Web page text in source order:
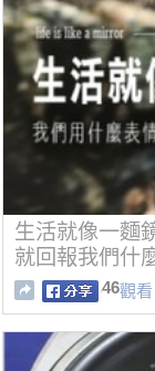
生活就像一麵
就回報我們什
46觀看